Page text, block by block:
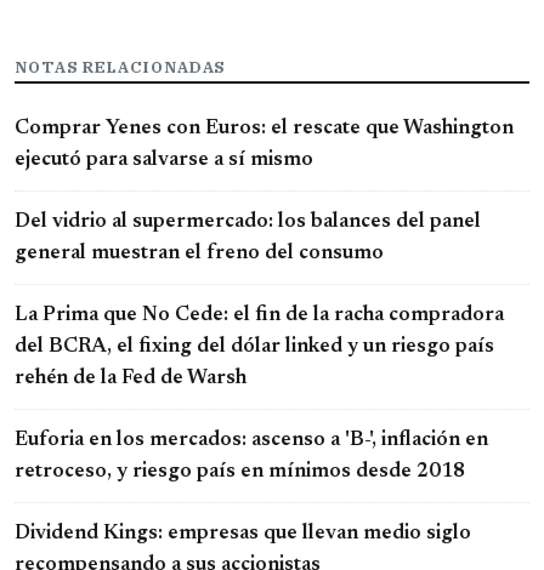
NOTAS RELACIONADAS
Comprar Yenes con Euros: el rescate que Washington
ejecutó para salvarse a sí mismo
Del vidrio al supermercado: los balances del panel
general muestran el freno del consumo
La Prima que No Cede: el fin de la racha compradora
del BCRA, el fixing del dólar linked y un riesgo país
rehén de la Fed de Warsh
Euforia en los mercados: ascenso a 'B-', inflación en
retroceso, y riesgo país en mínimos desde 2018
Dividend Kings: empresas que llevan medio siglo
recompensando a sus accionistas